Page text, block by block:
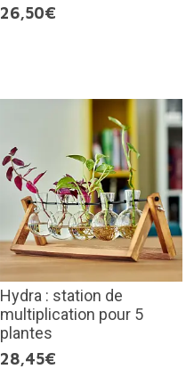
26,50€
Hydra : station de
multiplication pour 5
plantes
28,45€